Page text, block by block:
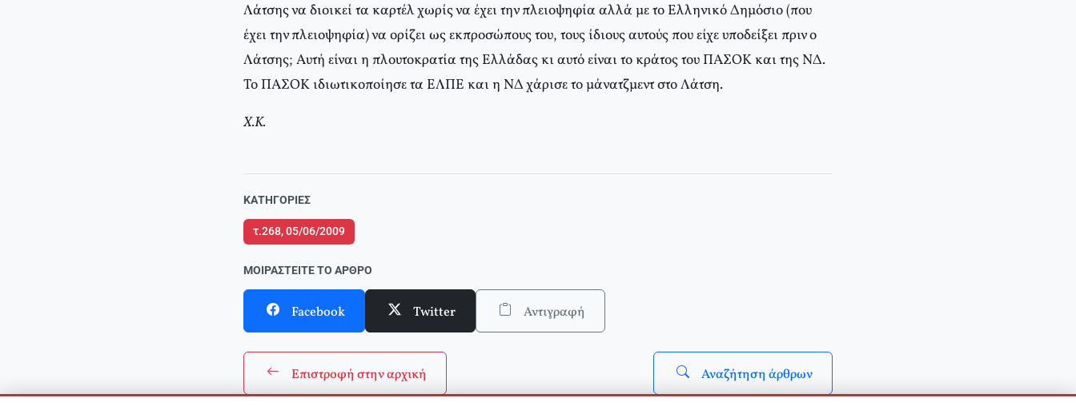
Λάτσης να διοικεί τα καρτέλ χωρίς να έχει την πλειοψηφία αλλά με το Ελληνικό Δημόσιο (που
έχει την πλειοψηφία) να ορίζει ως εκπροσώπους του, τους ίδιους αυτούς που είχε υποδείξει πριν ο
Λάτσης; Αυτή είναι η πλουτοκρατία της Ελλάδας κι αυτό είναι το κράτος του ΠΑΣΟΚ και της ΝΔ.
Το ΠΑΣΟΚ ιδιωτικοποίησε τα ΕΛΠΕ και η ΝΔ χάρισε το μάνατζμεντ στο Λάτση.
Χ.Κ.
ΚΑΤΗΓΟΡΊΕΣ
τ.268, 05/06/2009
ΜΟΙΡΑΣΤΕΊΤΕ ΤΟ ΆΡΘΡΟ
Facebook Twitter Αντιγραφή
Επιστροφή στην αρχική Αναζήτηση άρθρων